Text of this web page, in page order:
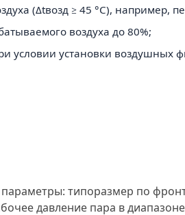
(Δtвозд ≥ 45 °С), например,
воздуха до 80%;
установки воздушных
типоразмер по
давление пара в